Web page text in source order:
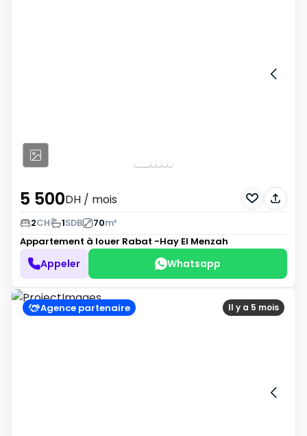
5 500DH / mois
2CH 1SDB 70m²
Appartement à louer Rabat -Hay El Menzah
Appeler Whatsapp
Il y a 5 mois
Agence partenaire